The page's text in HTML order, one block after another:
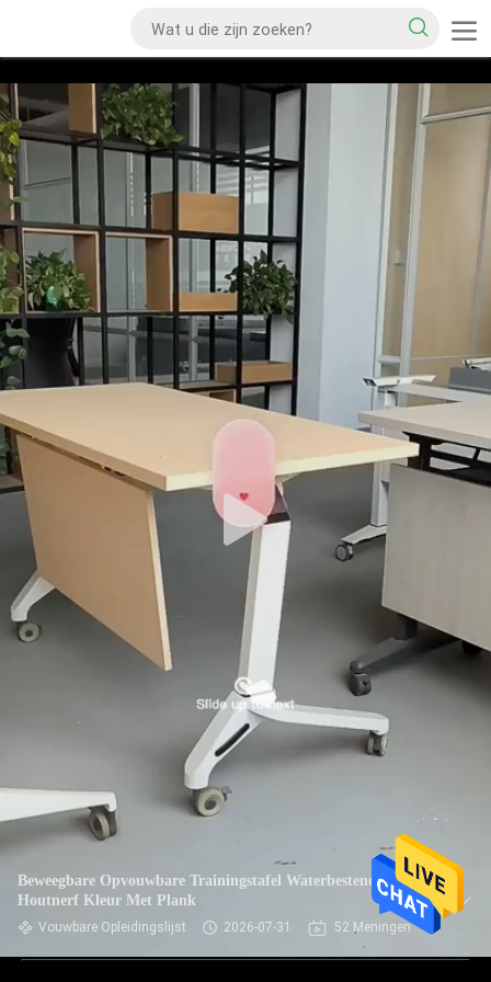
Beweegbare Opvouwbare Trainingstafel Waterbestendig
Houtnerf Kleur Met Plank
Vouwbare Opleidingslijst 2026-07-31 52 Meningen